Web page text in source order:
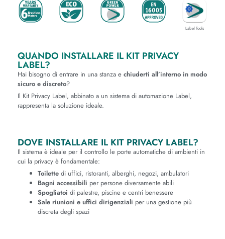
Label Tools
QUANDO INSTALLARE IL KIT PRIVACY
LABEL?
Hai bisogno di entrare in una stanza e chiuderti all’interno in modo
sicuro e discreto?
Il Kit Privacy Label, abbinato a un sistema di automazione Label,
rappresenta la soluzione ideale.
DOVE INSTALLARE IL KIT PRIVACY LABEL?
Il sistema è ideale per il controllo le porte automatiche di ambienti in
cui la privacy è fondamentale:
Toilette di uffici, ristoranti, alberghi, negozi, ambulatori
Bagni accessibili per persone diversamente abili
Spogliatoi di palestre, piscine e centri benessere
Sale riunioni e uffici dirigenziali per una gestione più
discreta degli spazi